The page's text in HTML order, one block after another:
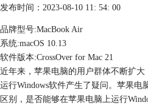
发布时间：2023-08-10 11: 54: 00
品牌型号:MacBook Air
系统:macOS 10.13
软件版本:CrossOver for Mac 21
近年来，苹果电脑的用户群体不断扩
运行Windows软件产生了疑问。苹果电
区别，是否能够在苹果电脑上运行